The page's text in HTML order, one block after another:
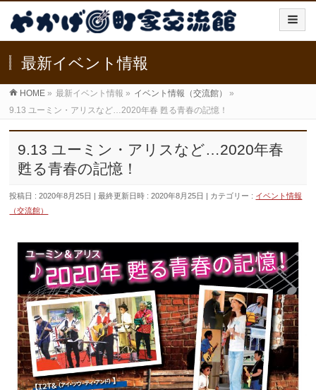
最新イベント情報
HOME » 最新イベント情報 » イベント情報（交流館）
»
9.13 ユーミン・アリスなど…2020年春 甦る青春の記憶！
9.13 ユーミン・アリスなど…2020年春
甦る青春の記憶！
投稿日 : 2020年8月25日 最終更新日時 : 2020年8月25日 カテゴリー : イベント情報
（交流館）